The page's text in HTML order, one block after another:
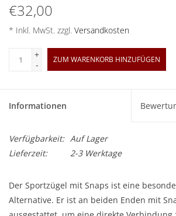
€32,00
* Inkl. MwSt. zzgl. Versandkosten
+
-
ZUM WARENKORB HINZUFÜGEN
Informationen
Verfügbarkeit: Auf Lager
Lieferzeit:
2-3 Werktage
Der Sportzügel mit Snaps ist eine
Alternative. Er ist an beiden Enden mit